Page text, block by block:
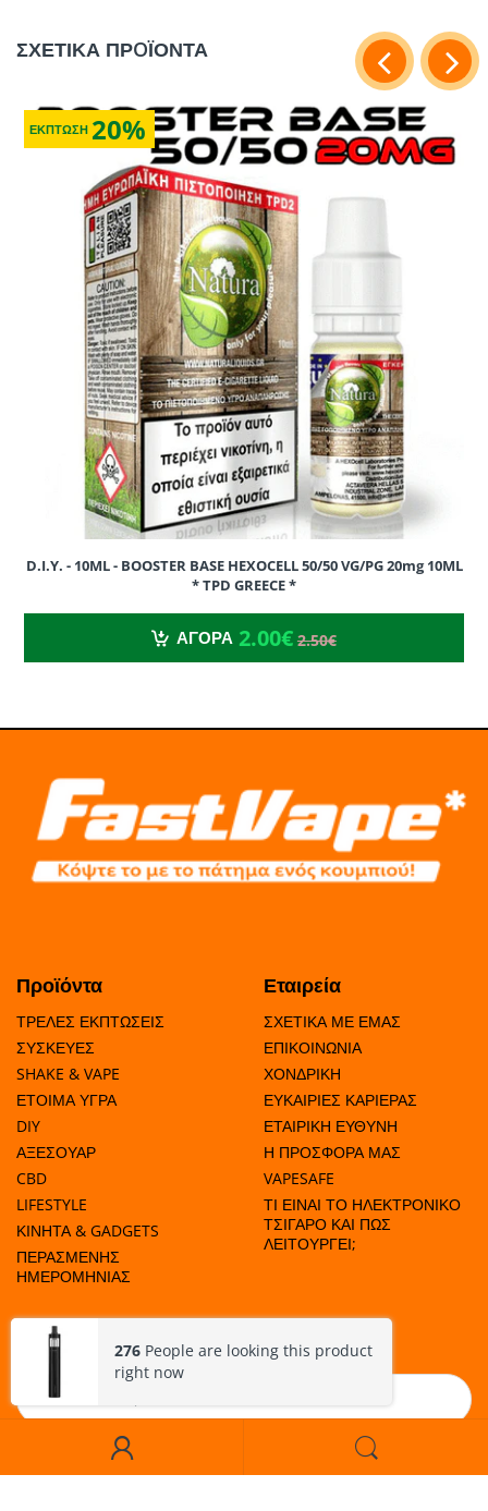
ΣΧΕΤΙΚΑ ΑΝΤΑΛΛΑΚΤΙΚΑ & ΑΛΛΑ ΚΑΛΟΥΔΙΑ
JOYETECH EGO ONE CLC COIL - ΑΝΤΙΣΤΑΣΗ (ΚΕΡΑΜΙΚΗ)
ΣΧΕΤΙΚΑ ΠΡOΪΟΝΤΑ
ΕΚΠΤΩΣΗ 20%
D.I.Y. - 10ML - BOOSTER BASE HEXOCELL 50/50 VG/PG 20mg 10ML
* TPD GREECE *
2.00€
ΑΓΟΡΑ 2.00€ 2.50€
Προϊόντα
ΤΡΕΛΕΣ ΕΚΠΤΩΣΕΙΣ
ΣΥΣΚΕΥΕΣ
SHAKE & VAPE
ΕΤΟΙΜΑ ΥΓΡΑ
DIY
ΑΞΕΣΟΥΑΡ
CBD
LIFESTYLE
ΚΙΝΗΤΑ & GADGETS
ΠΕΡΑΣΜΕΝΗΣ
ΗΜΕΡΟΜΗΝΙΑΣ
Εταιρεία
ΣΧΕΤΙΚΑ ΜΕ ΕΜΑΣ
ΕΠΙΚΟΙΝΩΝΙΑ
ΧΟΝΔΡΙΚΗ
ΕΥΚΑΙΡΙΕΣ ΚΑΡΙΕΡΑΣ
ΕΤΑΙΡΙΚΗ ΕΥΘΥΝΗ
Η ΠΡΟΣΦΟΡΑ ΜΑΣ
VAPESAFE
ΤΙ ΕΙΝΑΙ ΤΟ ΗΛΕΚΤΡΟΝΙΚΟ
ΤΣΙΓΑΡΟ ΚΑΙ ΠΩΣ
ΛΕΙΤΟΥΡΓΕΙ;
ΜΑΘΕΤΕ ΠΟΤΕ ΕΧΟΥΜΕ ΠΡΟΣΦΟΡΕΣ!
276 People are looking this product
right now